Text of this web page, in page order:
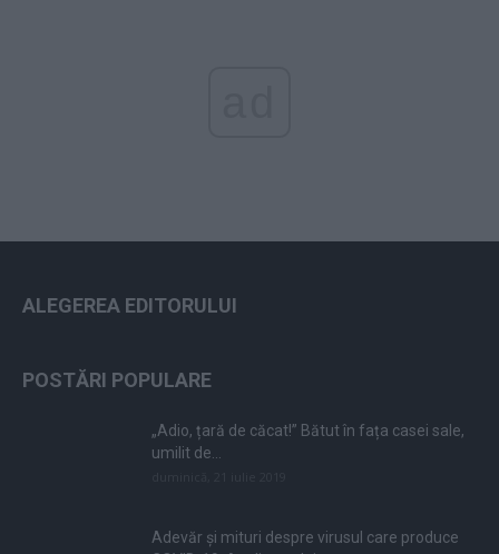
ALEGEREA EDITORULUI
POSTĂRI POPULARE
„Adio, țară de căcat!” Bătut în fața casei sale,
umilit de...
Adevăr și mituri despre virusul care produce